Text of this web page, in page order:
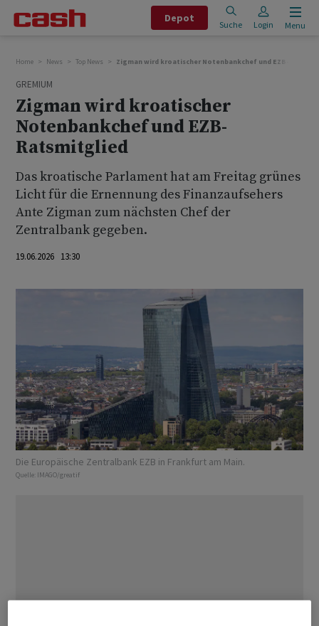
Depot
Suche Login Menu
Home News Top News Zigman wird kroatischer Notenbankchef und EZB-
GREMIUM
Zigman wird kroatischer
Notenbankchef und EZB-
Ratsmitglied
Das kroatische Parlament hat am Freitag ‌grünes
⁠Licht für die Ernennung ⁠des Finanzaufsehers
Ante Zigman zum nächsten ‌Chef der
Zentralbank ‌gegeben.
19.06.2026 13:30
Die Europäische Zentralbank EZB in Frankfurt am Main.
Quelle: IMAGO/greatif